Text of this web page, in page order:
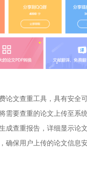
论文查重工具，具有安
需要查重的论文上传至
成查重报告，详细显示
确保用户上传的论文信